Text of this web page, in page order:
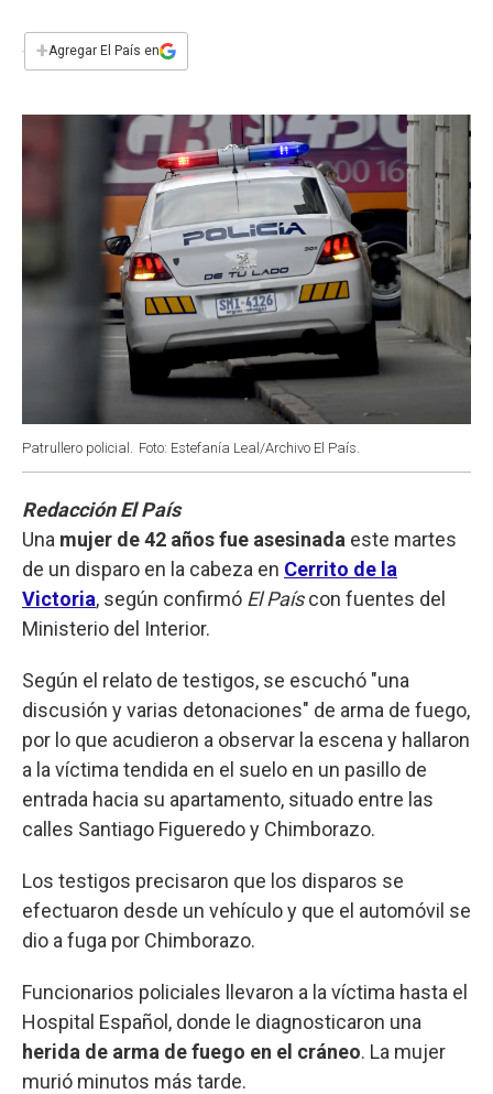
e
b
s
t
n
i
l
+Agregar El País en
Patrullero policial. Foto: Estefanía Leal/Archivo El País.
Redacción El País
Una mujer de 42 años fue asesinada este martes
de un disparo en la cabeza en Cerrito de la
Victoria, según confirmó El Paíscon fuentes del
Ministerio del Interior.
Según el relato de testigos, se escuchó "una
discusión y varias detonaciones" de arma de fuego,
por lo que acudieron a observar la escena y hallaron
a la víctima tendida en el suelo en un pasillo de
entrada hacia su apartamento, situado entre las
calles Santiago Figueredo y Chimborazo.
Los testigos precisaron que los disparos se
efectuaron desde un vehículo y que el automóvil se
dio a fuga por Chimborazo.
Funcionarios policiales llevaron a la víctima hasta el
Hospital Español, donde le diagnosticaron una
herida de arma de fuego en el cráneo. La mujer
murió minutos más tarde.